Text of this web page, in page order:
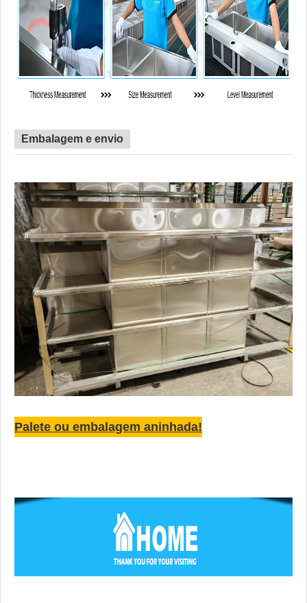
Embalagem e envio
Palete ou embalagem aninhada!